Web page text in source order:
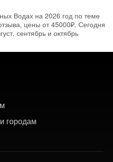
Водах на 2026 год по теме
цены от 45000₽. Сегодня
сентябрь и октябрь
городам